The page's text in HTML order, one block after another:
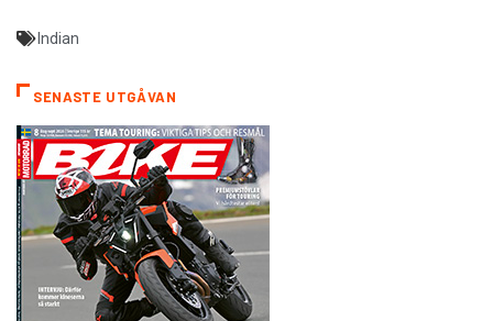
Indian
SENASTE UTGÅVAN